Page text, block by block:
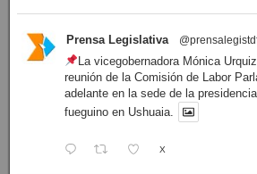
Prensa Legislativa
La vicegobernadora Mónica
reunión de la Comisión de Labor
adelante en la sede de la
fueguino en Ushuaia.
X